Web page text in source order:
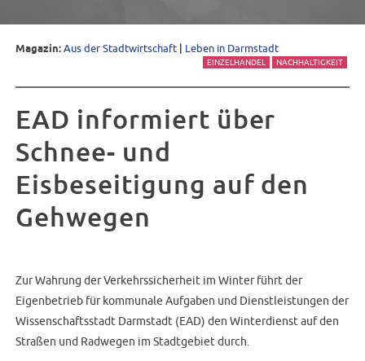
Magazin:Aus der Stadtwirtschaft Leben in Darmstadt
EINZELHANDEL NACHHALTIGKEIT
EAD informiert über
Schnee- und
Eisbeseitigung auf den
Gehwegen
Zur Wahrung der Verkehrssicherheit im Winter führt der
Eigenbetrieb für kommunale Aufgaben und Dienstleistungen der
Wissenschaftsstadt Darmstadt (EAD) den Winterdienst auf den
Straßen und Radwegen im Stadtgebiet durch.